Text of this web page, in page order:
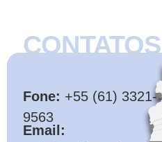
CONTATOS
Fone: +55 (61) 3321-
9563
Email: